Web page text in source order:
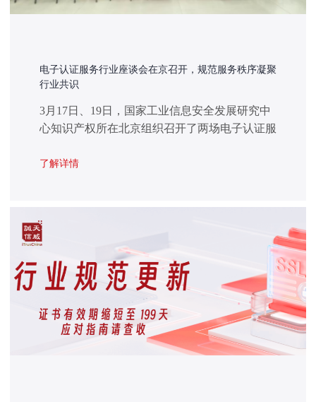
电子认证服务行业座谈会在京召开，规范服务秩序凝聚
行业共识
3月17日、19日，国家工业信息安全发展研究中
心知识产权所在北京组织召开了两场电子认证服
司、中国电子质量管理协会负责同志参加会议并
了解详情